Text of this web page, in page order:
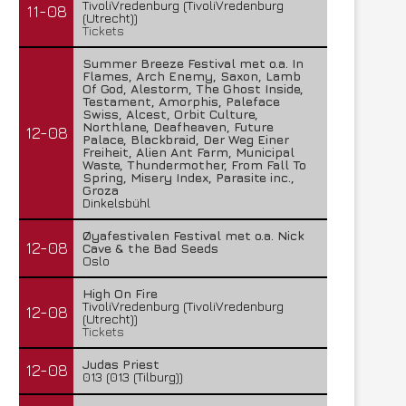
11-08
TivoliVredenburg (TivoliVredenburg
(Utrecht))
Tickets
12-08
Summer Breeze Festival met o.a. In
Flames, Arch Enemy, Saxon, Lamb
Of God, Alestorm, The Ghost Inside,
Testament, Amorphis, Paleface
Swiss, Alcest, Orbit Culture,
Northlane, Deafheaven, Future
Palace, Blackbraid, Der Weg Einer
Freiheit, Alien Ant Farm, Municipal
Waste, Thundermother, From Fall To
Spring, Misery Index, Parasite inc.,
Groza
Dinkelsbühl
12-08
Øyafestivalen Festival met o.a. Nick
Cave & the Bad Seeds
Oslo
12-08
High On Fire
TivoliVredenburg (TivoliVredenburg
(Utrecht))
Tickets
12-08
Judas Priest
013 (013 (Tilburg))